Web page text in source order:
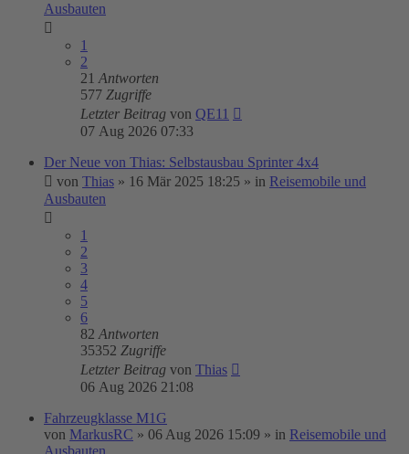
Ausbauten
1
2
21 Antworten
577 Zugriffe
Letzter Beitrag von QE11
07 Aug 2026 07:33
Der Neue von Thias: Selbstausbau Sprinter 4x4
von Thias » 16 Mär 2025 18:25 » in Reisemobile und
Ausbauten
1
2
3
4
5
6
82 Antworten
35352 Zugriffe
Letzter Beitrag von Thias
06 Aug 2026 21:08
Fahrzeugklasse M1G
von MarkusRC » 06 Aug 2026 15:09 » in Reisemobile und
Ausbauten